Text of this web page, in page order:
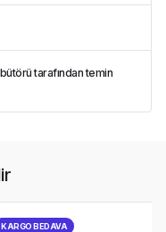
tarafından temin
KARGO BEDAVA